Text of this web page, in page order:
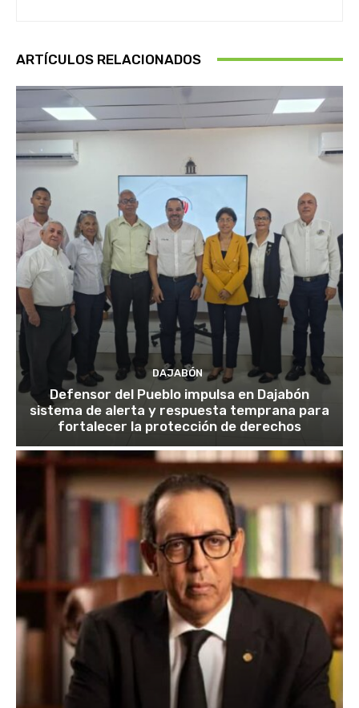
ARTÍCULOS RELACIONADOS
DAJABÓN
Defensor del Pueblo impulsa en Dajabón
sistema de alerta y respuesta temprana para
fortalecer la protección de derechos